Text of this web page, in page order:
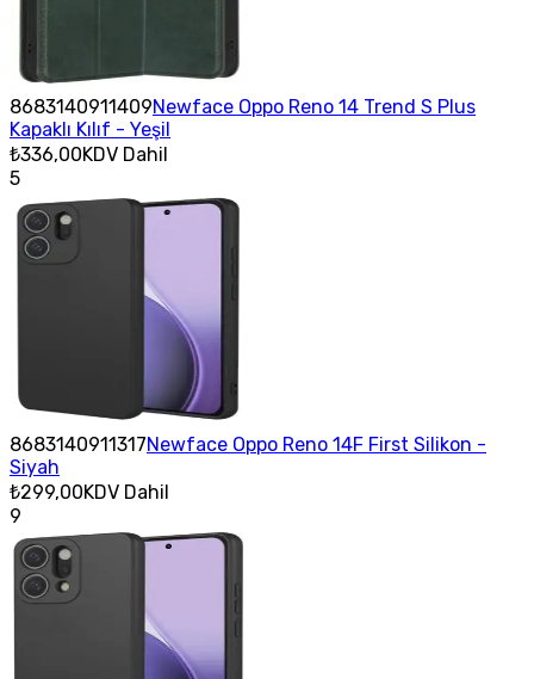
8683140911409Newface Oppo Reno 14 Trend S Plus
Kapaklı Kılıf - Yeşil
₺336,00KDV Dahil
5
8683140911317Newface Oppo Reno 14F First Silikon -
Siyah
₺299,00KDV Dahil
9